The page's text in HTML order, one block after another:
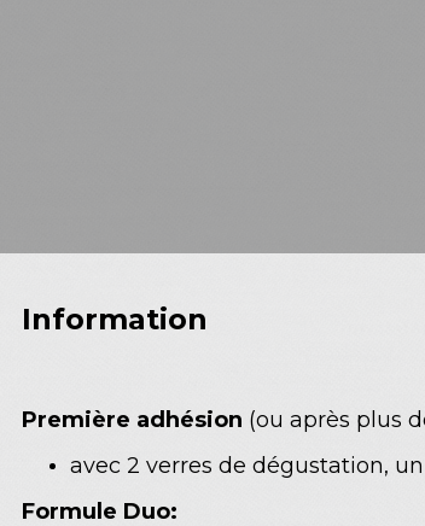
Information
Première adhésion (ou après plus
avec 2 verres de dégustation,
Formule Duo: